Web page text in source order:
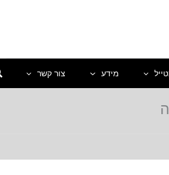
מידע צור קשר